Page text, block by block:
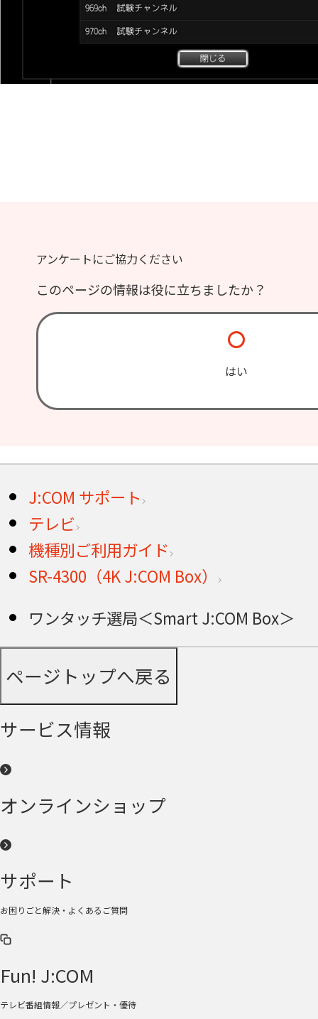
アンケートにご協力ください
このページの情報は役に立ちましたか？
はい
J:COM サポート
テレビ
機種別ご利用ガイド
SR-4300（4K J:COM Box）
ワンタッチ選局＜Smart J:COM Box＞
ページトップへ戻る
サービス情報
オンラインショップ
サポート
お困りごと解決・よくあるご質問
Fun! J:COM
テレビ番組情報／プレゼント・優待